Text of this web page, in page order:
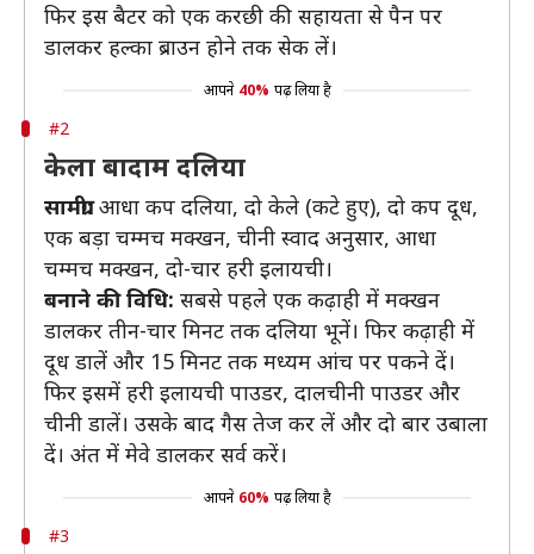
फिर इस बैटर को एक करछी की सहायता से पैन पर
डालकर हल्का ब्राउन होने तक सेक लें।
आपने 40% पढ़ लिया है
#2
केला बादाम दलिया
सामग्री:आधा कप दलिया, दो केले (कटे हुए), दो कप दूध,
एक बड़ा चम्मच मक्खन, चीनी स्वाद अनुसार, आधा
चम्मच मक्खन, दो-चार हरी इलायची।
बनाने की विधि: सबसे पहले एक कढ़ाही में मक्खन
डालकर तीन-चार मिनट तक दलिया भूनें। फिर कढ़ाही में
दूध डालें और 15 मिनट तक मध्यम आंच पर पकने दें।
फिर इसमें हरी इलायची पाउडर, दालचीनी पाउडर और
चीनी डालें। उसके बाद गैस तेज कर लें और दो बार उबाला
दें। अंत में मेवे डालकर सर्व करें।
आपने 60% पढ़ लिया है
#3